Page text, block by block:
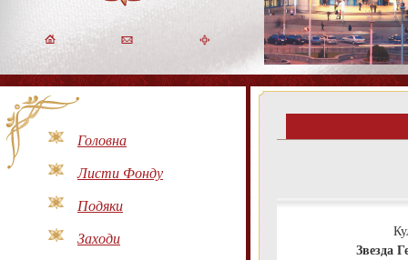
Головна
Листи Фонду
Подяки
Заходи
Звезда